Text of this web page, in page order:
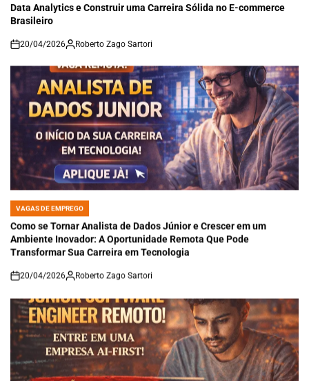
Data Analytics e Construir uma Carreira Sólida no E-commerce
Brasileiro
on
20/04/2026 Roberto Zago Sartori
POSTED
VAGAS DE EMPREGO
Como se Tornar Analista de Dados Júnior e Crescer em um
Ambiente Inovador: A Oportunidade Remota Que Pode
Transformar Sua Carreira em Tecnologia
on
20/04/2026 Roberto Zago Sartori